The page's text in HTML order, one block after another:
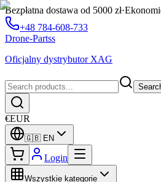
Bezpłatna dostawa od 5000 zł·
+48 784-608-733
Drone-Partss
Oficjalny dystrybutor XAG
€EUR
🇬🇧 EN
Login
Wszystkie kategorie